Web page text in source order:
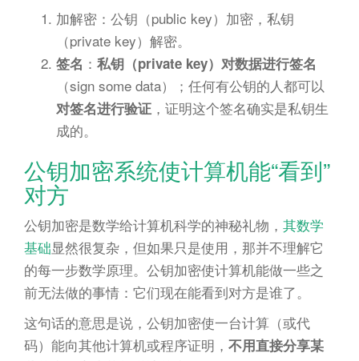
加解密：公钥（public key）加密，私钥
（private key）解密。
签名 ： 私钥（private key）对数据进行签名
（sign some data）；任何有公钥的人都可以
对签名进行验证 ，证明这个签名确实是私钥生
成的。
公钥加密系统使计算机能“看到”
对方
公钥加密是数学给计算机科学的神秘礼物， 其数学
基础显然很复杂，但如果只是使用，那并不理解它
的每一步数学原理。公钥加密使计算机能做一些之
前无法做的事情：它们现在能看到对方是谁了。
这句话的意思是说，公钥加密使一台计算（或代
码）能向其他计算机或程序证明， 不用直接分享某